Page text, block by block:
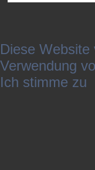
Diese
Verwendung
Ich stimme zu